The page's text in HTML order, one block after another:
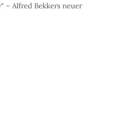
– Alfred Bekkers neuer